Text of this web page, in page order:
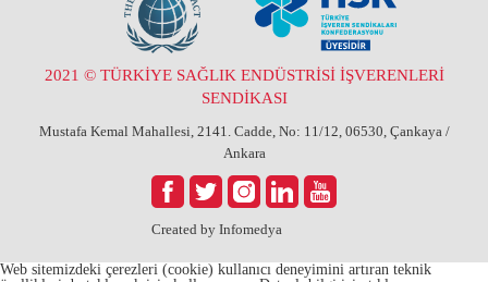
Created by Infomedya
2021 © TÜRKİYE SAĞLIK ENDÜSTRİSİ İŞVERENLERİ
SENDİKASI
Mustafa Kemal Mahallesi, 2141. Cadde, No: 11/12, 06530, Çankaya /
Ankara
Web sitemizdeki çerezleri (cookie) kullanıcı deneyimini artıran teknik